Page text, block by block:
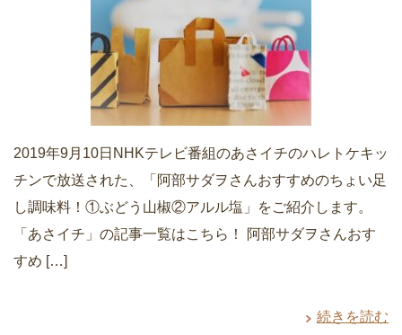
2019年9月10日NHKテレビ番組のあさイチのハレトケキッ
チンで放送された、「阿部サダヲさんおすすめのちょい足
し調味料！①ぶどう山椒②アルル塩」をご紹介します。
「あさイチ」の記事一覧はこちら！ 阿部サダヲさんおす
すめ […]
続きを読む